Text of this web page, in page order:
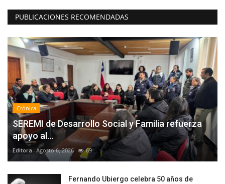
PUBLICACIONES RECOMENDADAS
Crónica
SEREMI de Desarrollo Social y Familia refuerza
apoyo al...
Editora Agosto 6, 2026 69
Fernando Ubiergo celebra 50 años de